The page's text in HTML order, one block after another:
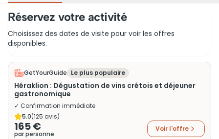
Réservez votre activité
Choisissez des dates de visite pour voir les offres
disponibles.
GetYourGuide Le plus populaire
Héraklion : Dégustation de vins crétois et déjeuner
gastronomique
✓ Confirmation immédiate
5.0(125 avis)
165 €
par personne
Voir l'offre